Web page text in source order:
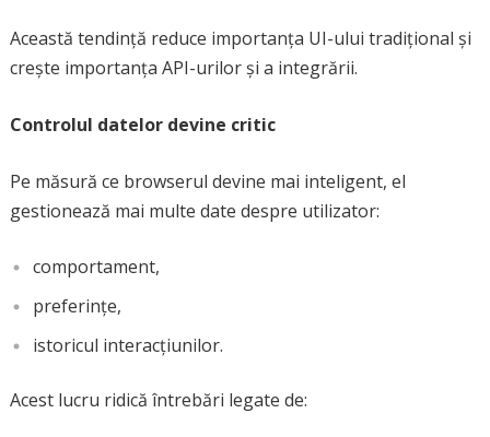
Această tendință reduce importanța UI-ului tradițional și
crește importanța API-urilor și a integrării.
Controlul datelor devine critic
Pe măsură ce browserul devine mai inteligent, el
gestionează mai multe date despre utilizator:
comportament,
preferințe,
istoricul interacțiunilor.
Acest lucru ridică întrebări legate de: